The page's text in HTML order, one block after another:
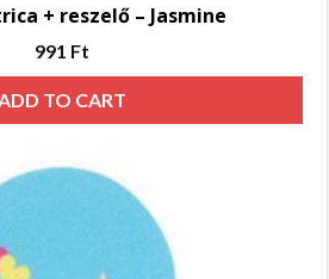
+ reszelő – Jasmine
991 Ft
TO CART